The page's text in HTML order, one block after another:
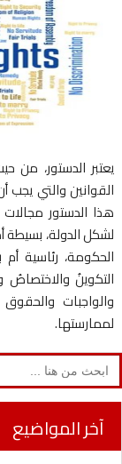
يعتبر الدستور، من
القوانين والتي
هذا الدستور
لشكل الدولة،
الحكومة، رئاسية
التكوينُ
والواجبات
لممارستها.
Search
for:
آخر المواضيع